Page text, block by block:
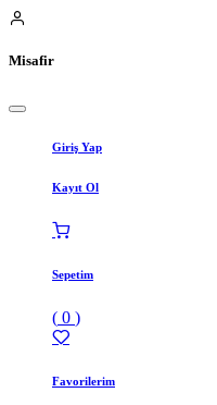
Misafir
Giriş Yap
Kayıt Ol
Sepetim
( 0 )
Favorilerim